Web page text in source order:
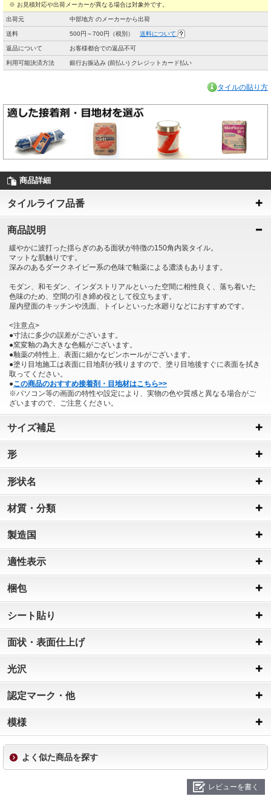
※ お見積対応や出荷メーカーが異なる場合は対象外です。
出荷元 中部地方 のメーカーから出荷
送料 500円～700円（税別） 送料について
返品について お客様都合での返品不可
利用可能決済方法 銀行お振込み (前払い) クレジットカード払い
タイルの貼り方
商品詳細
タイルライフ品番
商品説明
緩やかに波打った揺らぎのある面状が特徴の150角内装タイル。
マットな肌触りです。
深みのあるダークネイビー系の色味で釉薬による濃淡もあります。
モダン、和モダン、インダストリアルといった空間に相性良く、落ち着いた
色味のため、空間の引き締め役として役立ちます。
屋内壁面のキッチンや洗面、トイレといった水廻りなどにおすすめです。
<注意点>
●寸法に多少の誤差がございます。
●窯変釉の為大きな色幅がございます。
●釉薬の特性上、表面に細かなピンホールがございます。
●塗り目地施工は表面に目地剤が残りますので、塗り目地後すぐに表面を拭き
取ってください。
●この商品のおすすめ接着剤・目地材はこちら>>
※パソコン等の画面の特性や設定により、実物の色や質感と異なる場合がご
ざいますので、ご注意ください。
サイズ補足
形
形状名
材質・分類
製造国
適性表示
梱包
シート貼り
面状・表面仕上げ
光沢
認定マーク・他
模様
よく似た商品を探す
レビューを書く